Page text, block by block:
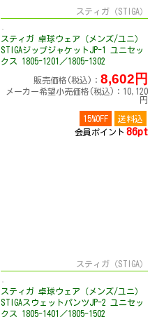
スティガ（STIGA）
スティガ 卓球ウェア（メンズ/ユニ）
STIGAジップジャケットJP-1 ユニセッ
クス 1805-1201／1805-1302
販売価格(税込)： 8,602円
メーカー希望小売価格(税込)：10,120
円
15%OFF
送料込
会員ポイント 86pt
スティガ（STIGA）
スティガ 卓球ウェア（メンズ/ユニ）
STIGAスウェットパンツJP-2 ユニセッ
クス 1805-1401／1805-1502